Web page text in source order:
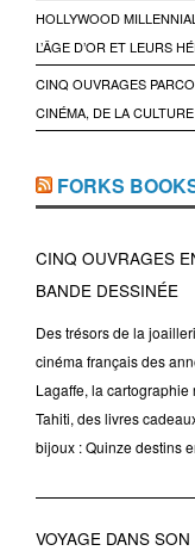
HOLLYWOOD
L’ÂGE D’OR ET LEURS
CINQ OUVRAGES
CINÉMA, DE LA
FORKS
CINQ OUVRAGES
BANDE DESSINÉE
Des trésors de la
cinéma français des
Lagaffe, la
Tahiti, des livres
bijoux : Quinze destins
VOYAGE DANS